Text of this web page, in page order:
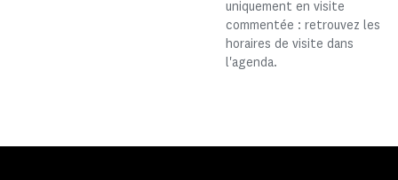
uniquement en visite
commentée : retrouvez les
horaires de visite dans
l'agenda.